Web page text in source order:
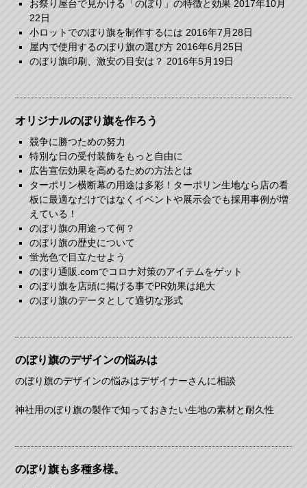
お祭り屋台で見かける「のぼり」の特徴と効果 2017年10月
22日
小ロットでのぼり旗を制作するには 2016年7月28日
屋内で使用するのぼり旗の選び方 2016年6月25日
のぼり旗印刷、激安の目安は？ 2016年5月19日
オリジナルのぼり旗を作ろう
競争に勝つための努力
特別な日の受付装飾をもっと自由に
広告宣伝効果を高めるための方法とは
ターポリン横断幕の用途は多彩！ターポリン生地なら店の看
板に最適なだけではなくイベントや展示会でも採用事例が増
えている！
のぼり旗の用途って何？
のぼり旗の歴史について
蛍光色で目立たせよう
のぼり通販.comでコロナ対策のアイテムをゲット
のぼり旗を店頭に掲げる事でPR効果は絶大
のぼり旗のデータとして適切な形式
のぼり旗のデザインの悩みは
のぼり旗のデザインの悩みはデザイナーさんに相談
神社用のぼり旗の製作で知っておきたい生地の素材と耐久性
のぼり旗も多種多様。